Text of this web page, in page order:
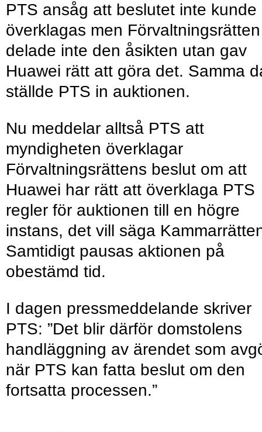
PTS ansåg att beslutet inte kunde
överklagas men Förvaltningsrätten
delade inte den åsikten utan gav
Huawei rätt att göra det. Samma
ställde PTS in auktionen.
Nu meddelar alltså PTS att
myndigheten överklagar
Förvaltningsrättens beslut om att
Huawei har rätt att överklaga PTS
regler för auktionen till en högre
instans, det vill säga
Samtidigt pausas aktionen på
obestämd tid.
I dagen pressmeddelande skriver
PTS: ”Det blir därför domstolens
handläggning av ärendet som
när PTS kan fatta beslut om den
fortsatta processen.”